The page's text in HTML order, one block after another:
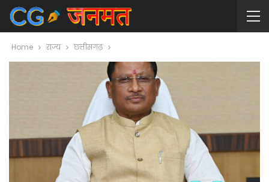
Home राज्य छत्तीसगढ़